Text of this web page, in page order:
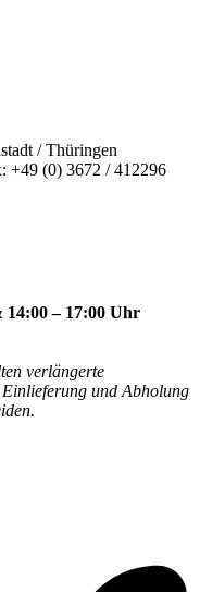
/ Thüringen
+49 (0) 3672 / 412296
14:00 – 17:00 Uhr
verlängerte
und Abholung